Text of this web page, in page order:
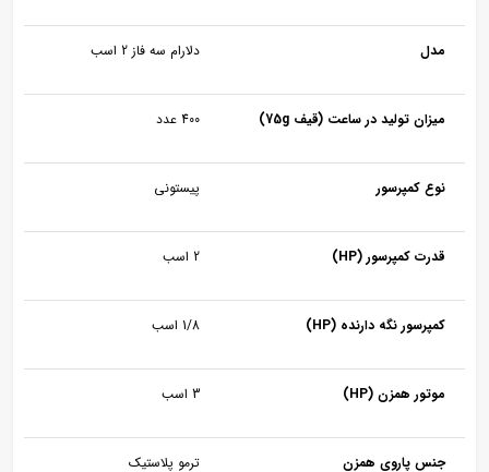
مدل دلارام سه فاز 2 اسب
میزان تولید در ساعت (قیف 75g) 400 عدد
نوع کمپرسور پیستونی
قدرت کمپرسور (HP) 2 اسب
کمپرسور نگه دارنده (HP) 1/8 اسب
موتور همزن (HP) 3 اسب
جنس پاروی همزن ترمو پلاستیک